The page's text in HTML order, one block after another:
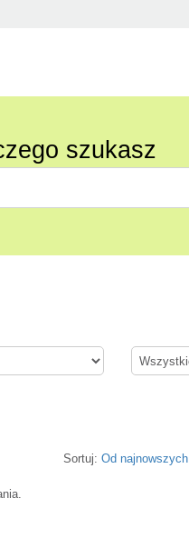
szukasz
Sortuj: Od najnowszych